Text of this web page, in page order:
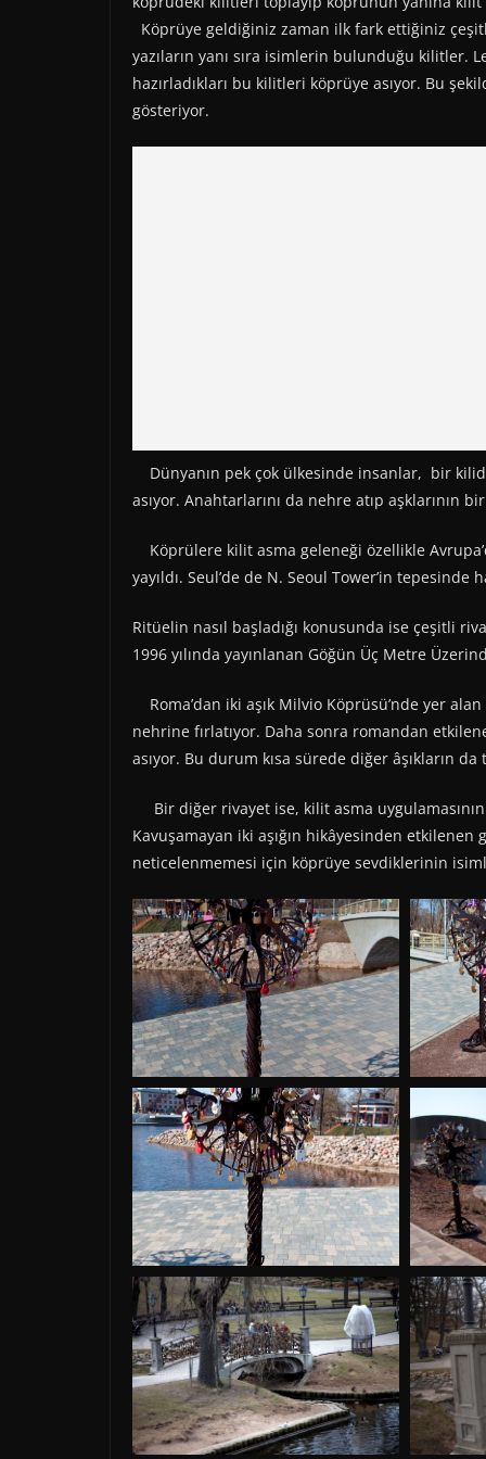
Köprüye geldiğiniz zaman ilk fark ettiğiniz
yazıların yanı sıra isimlerin bulunduğu kilitler.
hazırladıkları bu kilitleri köprüye asıyor. Bu
gösteriyor.
Dünyanın pek çok ülkesinde insanlar, bir
asıyor. Anahtarlarını da nehre atıp
Köprülere kilit asma geleneği özellikle
yayıldı. Seul’de de N. Seoul Tower’in tepesinde
Ritüelin nasıl başladığı konusunda ise çeşitli
1996 yılında yayınlanan Göğün Üç Metre
Roma’dan iki aşık Milvio Köprüsü’nde yer
nehrine fırlatıyor. Daha sonra romandan
asıyor. Bu durum kısa sürede diğer âşıkların
Bir diğer rivayet ise, kilit asma uygulamasının
Kavuşamayan iki aşığın hikâyesinden etkilenen
neticelenmemesi için köprüye sevdiklerinin